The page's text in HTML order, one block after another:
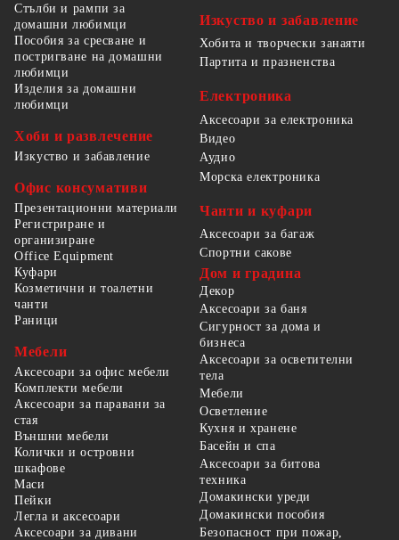
Стълби и рампи за
домашни любимци
Пособия за сресване и
постригване на домашни
любимци
Изделия за домашни
любимци
Хоби и развлечение
Изкуство и забавление
Офис консумативи
Презентационни материали
Регистриране и
организиране
Office Equipment
Изкуство и забавление
Хобита и творчески занаяти
Партита и празненства
Електроника
Аксесоари за електроника
Видео
Аудио
Морска електроника
Чанти и куфари
Аксесоари за багаж
Спортни сакове
Куфари
Козметични и тоалетни
чанти
Раници
Мебели
Аксесоари за офис мебели
Комплекти мебели
Аксесоари за паравани за
стая
Външни мебели
Колички и островни
шкафове
Маси
Пейки
Легла и аксесоари
Аксесоари за дивани
Дом и градина
Декор
Аксесоари за баня
Сигурност за дома и
бизнеса
Аксесоари за осветителни
тела
Мебели
Осветление
Кухня и хранене
Басейн и спа
Аксесоари за битова
техника
Домакински уреди
Домакински пособия
Безопасност при пожар,